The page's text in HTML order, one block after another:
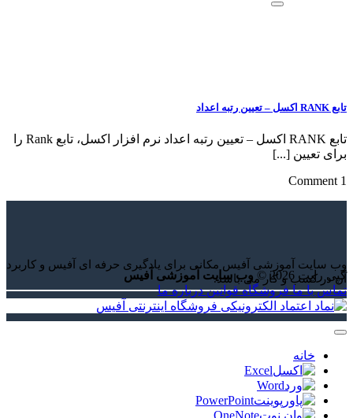
تابع RANK اکسل – تعیین رتبه اعداد
تابع RANK اکسل – تعیین رتبه اعداد نرم افزار اکسل، تابع Rank را
برای تعیین [...]
1 Comment
وب سایت آموزشی آفیس مکانی برای یادگیری حرفه ای آفیس و کاربرد
آن در کسب و کار می باشد.
کپی رایت 2026 ©
وب سایت آموزشی آفیس
تماس با ما فروشگاه قوانین درباره ما
خانه
Excel
Word
PowerPoint